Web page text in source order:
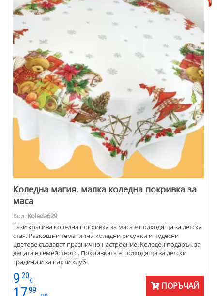
Коледна магия, малка коледна покривка за
маса
Код: Koleda629
Тази красива коледна покривка за маса е подходяща за детска
стая. Разкошни тематични коледни рисунки и чудесни
цветове създават празнично настроение. Коледен подарък за
децата в семейството. Покривката е подходяща за детски
градини и за парти клуб.
9 20
€
99 ПОРЪЧАЙ